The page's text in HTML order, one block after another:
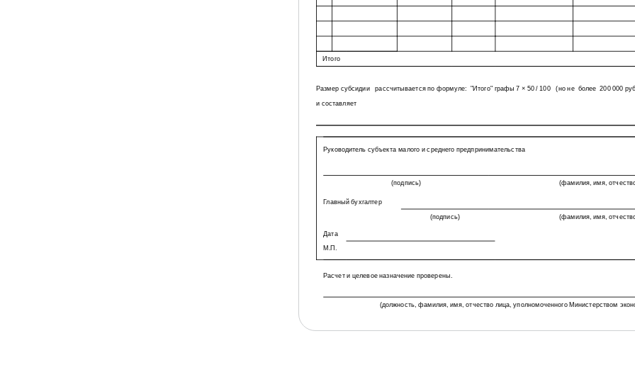
Итого
Размер субсидии рассчитывается по формуле: "Итого" графы 7 × 50 / 100 (но не более 200 000
и составляет
Руководитель субъекта малого и среднего предпринимательства
(подпись) (фамилия, имя,
Главный бухгалтер
(подпись) (фамилия, имя,
Дата
М.П.
Расчет и целевое назначение проверены.
(должность, фамилия, имя, отчество лица, уполномоченного Министерством
Московской области, заверившего расчет, подпись)